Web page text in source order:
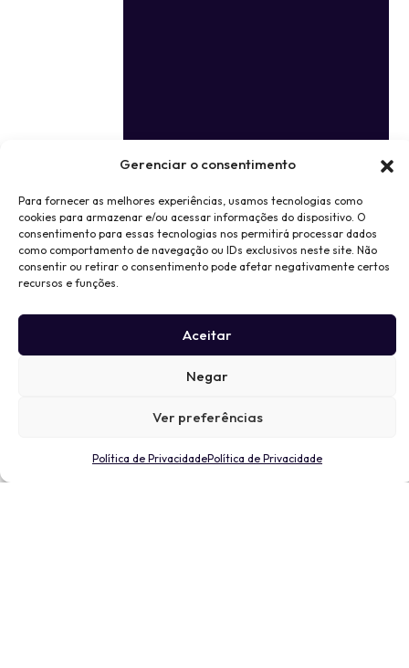
Gerenciar o consentimento
Para fornecer as melhores experiências, usamos tecnologias como
cookies para armazenar e/ou acessar informações do dispositivo. O
consentimento para essas tecnologias nos permitirá processar dados
como comportamento de navegação ou IDs exclusivos neste site. Não
consentir ou retirar o consentimento pode afetar negativamente certos
recursos e funções.
Aceitar
Negar
Ver preferências
Política de PrivacidadePolítica de Privacidade